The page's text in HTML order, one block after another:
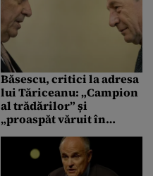
Băsescu, critici la adresa
lui Tăriceanu: „Campion
al trădărilor” și
„proaspăt văruit în